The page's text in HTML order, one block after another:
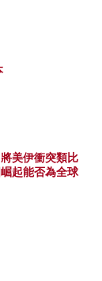
美伊衝突類比
起能否為全球